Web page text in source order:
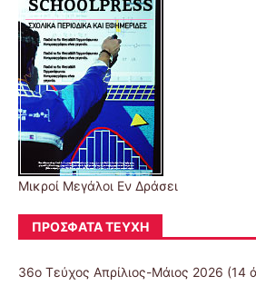
Μικροί Μεγάλοι Εν Δράσει
ΠΡΌΣΦΑΤΑ ΤΕΎΧΗ
36ο Τεύχος Απρίλιος-Μάιος 2026 (14